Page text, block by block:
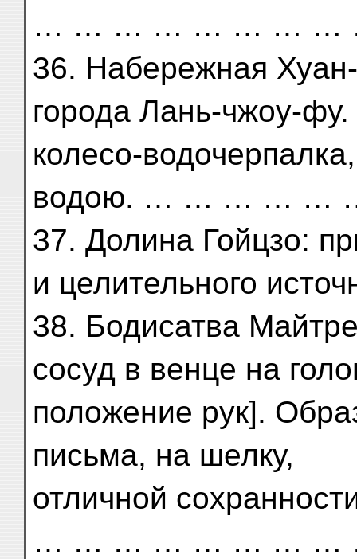
… … … … … … … …
36. Набережная
города Лань-чжоу-фу.
колесо-
водою. … … … … …
37. Долина Гойцзо:
и целительного
38. Бодисатва
сосуд в венце на
положение рук].
письма, на шелку,
отличной
… … … … … … … …